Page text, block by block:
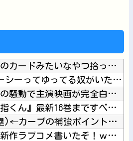
【緊急】パチンコ屋のカードみたいなやつ拾ったんやが…他
ETCの事をイーティーシーってゆってる奴がいたｗｗｗｗｗｗｗ...
佐藤二朗、橋本愛との騒動で主演映画が完全白紙へｗｗｗｗｗ他
『さわらないで小手指くん』最新16巻まですべて「50％ポイン...
オイシ高義博(42盗塁)←カープの補強ポイント『俊足強打のシ...
ラノベ作家（52）「新作ラブコメ書いたぞ！ｗ」X民「いい歳こ...